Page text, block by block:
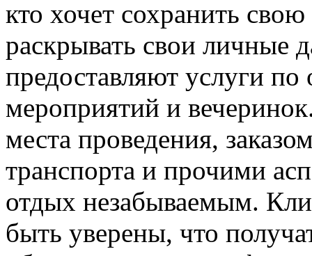
кто хочет сохранить
раскрывать свои личные
предоставляют услуги
мероприятий и
места проведения,
транспорта и прочими
отдых незабываемым.
быть уверены, что